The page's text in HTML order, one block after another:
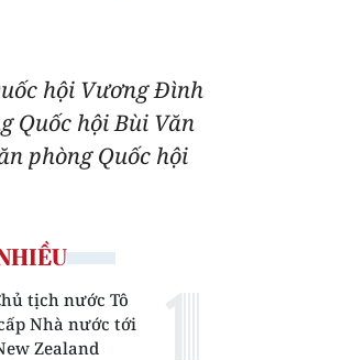
hội Vương Đình
Quốc hội Bùi Văn
phòng Quốc hội
tịch nước Tô
Nhà nước tới
Zealand